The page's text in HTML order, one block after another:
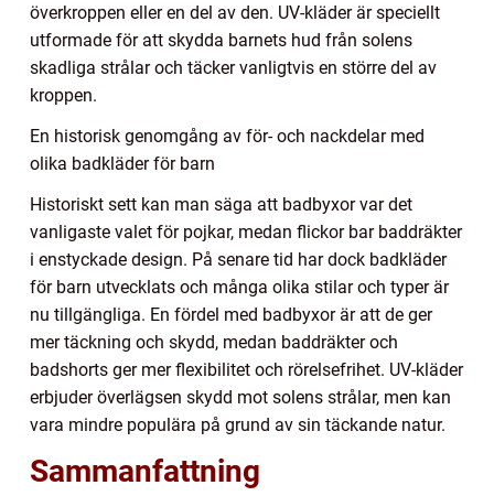
överkroppen eller en del av den. UV-kläder är speciellt
utformade för att skydda barnets hud från solens
skadliga strålar och täcker vanligtvis en större del av
kroppen.
En historisk genomgång av för- och nackdelar med
olika badkläder för barn
Historiskt sett kan man säga att badbyxor var det
vanligaste valet för pojkar, medan flickor bar baddräkter
i enstyckade design. På senare tid har dock badkläder
för barn utvecklats och många olika stilar och typer är
nu tillgängliga. En fördel med badbyxor är att de ger
mer täckning och skydd, medan baddräkter och
badshorts ger mer flexibilitet och rörelsefrihet. UV-kläder
erbjuder överlägsen skydd mot solens strålar, men kan
vara mindre populära på grund av sin täckande natur.
Sammanfattning